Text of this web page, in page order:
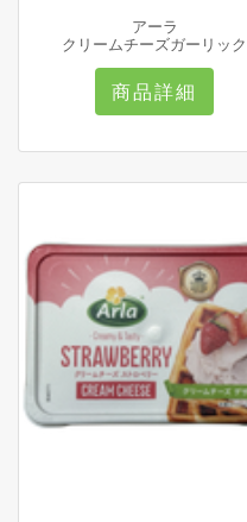
アーラ
クリームチーズガーリック
商品詳細